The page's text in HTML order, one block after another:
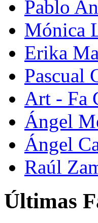
Pablo
Mónica
Erika
Pascual
Art - Fa
Ángel
Ángel
Raúl
Últimas